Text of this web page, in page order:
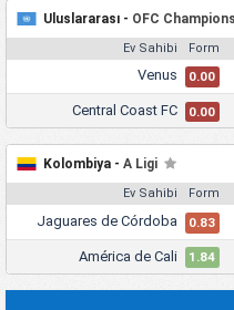
Uluslararası - OFC
Ev Sahibi Form
Venus 0.00
Central Coast FC 0.00
Kolombiya - A Ligi
Ev Sahibi Form
Jaguares de Córdoba 0.83
América de Cali 1.84